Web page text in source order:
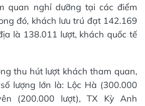
quan nghỉ dưỡng tại các điểm
đó, khách lưu trú đạt 142.169
là 138.011 lượt, khách quốc tế
thu hút lượt khách tham quan,
lượng lớn là: Lộc Hà (300.000
(200.000 lượt), TX Kỳ Anh